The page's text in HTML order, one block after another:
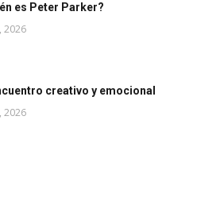
es Peter Parker?
2026
creativo y emocional
2026